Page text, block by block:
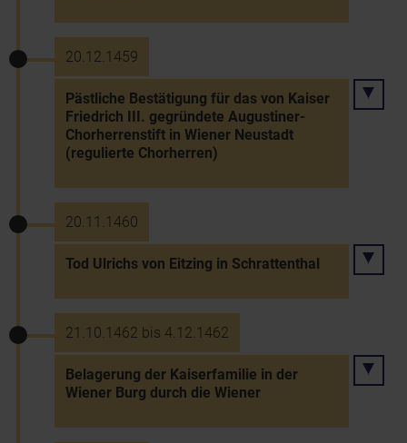
20.12.1459
Pästliche Bestätigung für das von Kaiser
Friedrich III. gegründete Augustiner-
Chorherrenstift in Wiener Neustadt
(regulierte Chorherren)
20.11.1460
Tod Ulrichs von Eitzing in Schrattenthal
21.10.1462 bis 4.12.1462
Belagerung der Kaiserfamilie in der
Wiener Burg durch die Wiener